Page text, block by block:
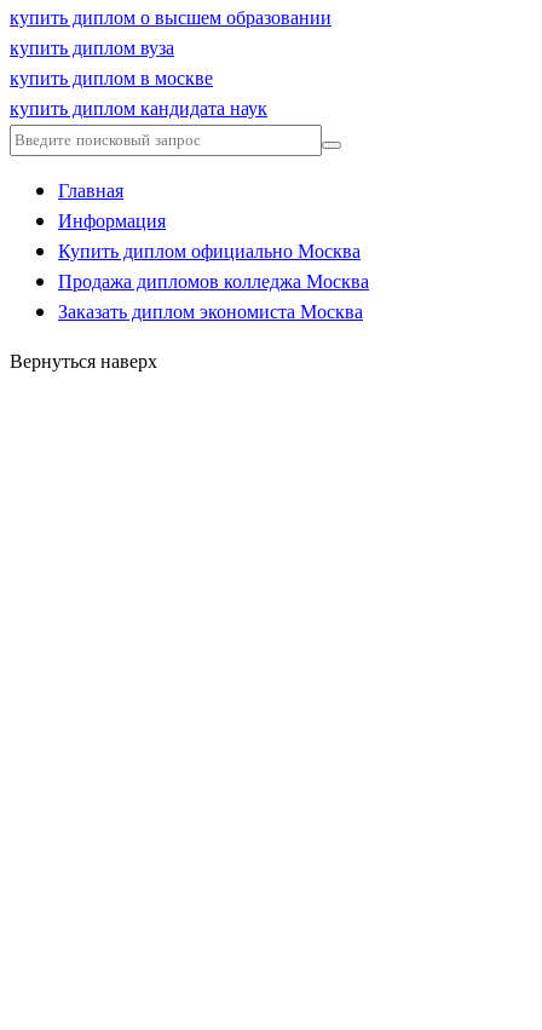
купить диплом о высшем образовании
купить диплом вуза
купить диплом в москве
купить диплом кандидата наук
Главная
Информация
Купить диплом официально Москва
Продажа дипломов колледжа Москва
Заказать диплом экономиста Москва
Вернуться наверх